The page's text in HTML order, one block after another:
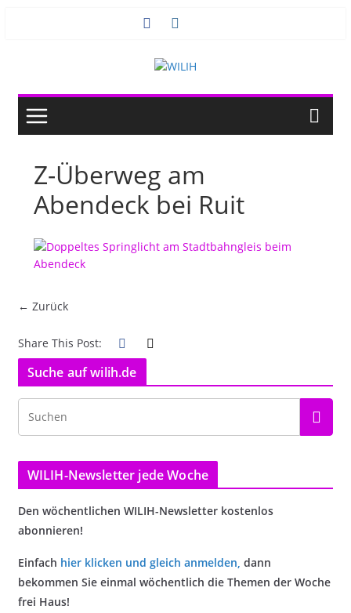
Z-Überweg am
Abendeck bei Ruit
← Zurück
Share This Post:
Suche auf wilih.de
WILIH-Newsletter jede Woche
Den wöchentlichen WILIH-Newsletter kostenlos
abonnieren!
Einfach hier klicken und gleich anmelden, dann
bekommen Sie einmal wöchentlich die Themen der Woche
frei Haus!